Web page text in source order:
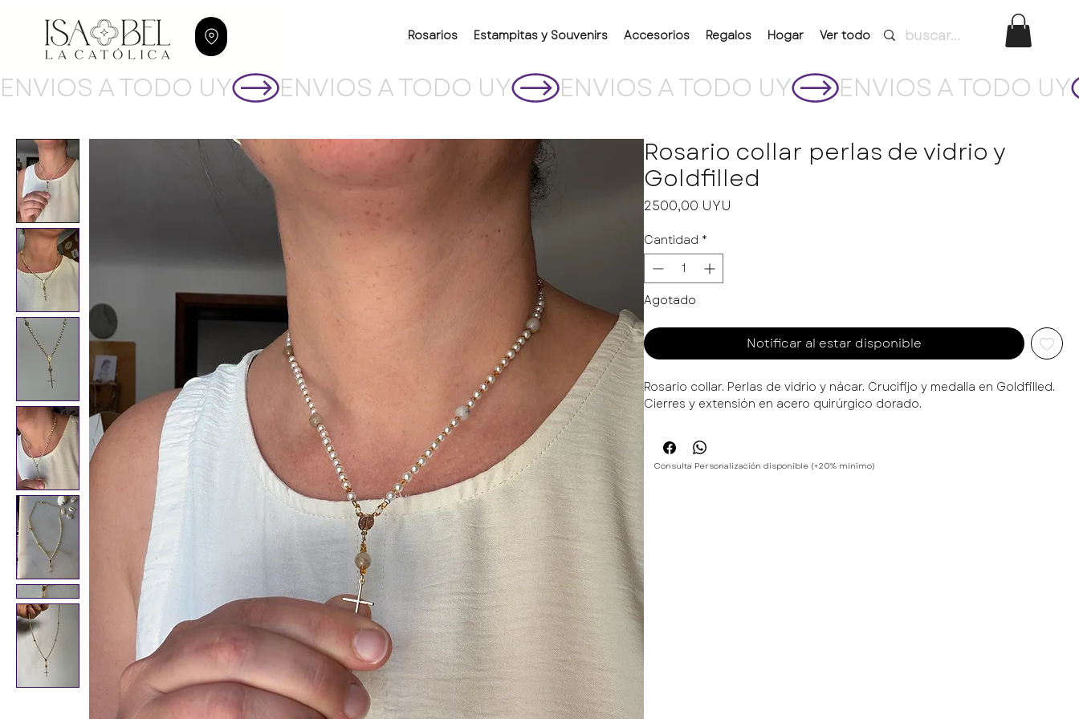
Rosarios Estampitas y Souvenirs Accesorios Regalos Hogar Ver todo
ENVIOS A TODO UY
Rosario collar perlas de vidrio y
Goldfilled
2500,00 UYU
Cantidad *
Agotado
Notificar al estar disponible
Rosario collar. Perlas de vidrio y nácar. Crucifijo y medalla en Goldfilled.
Cierres y extensión en acero quirúrgico dorado.
Consulta Personalización disponible (+20% mínimo)